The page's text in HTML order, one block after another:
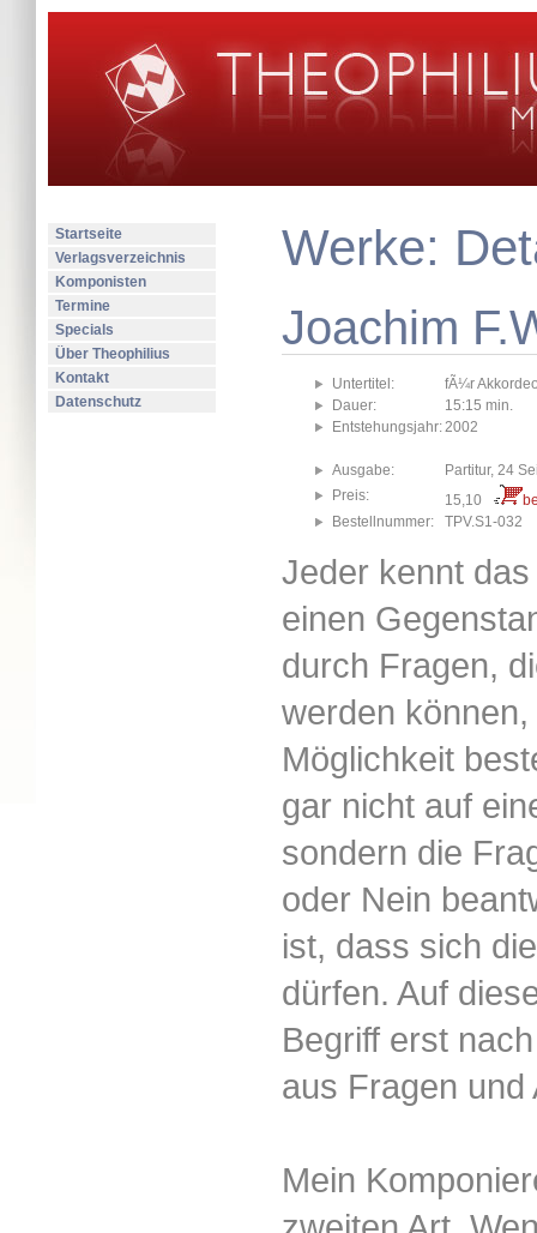
Startseite
Verlagsverzeichnis
Komponisten
Termine
Specials
Über Theophilius
Kontakt
Datenschutz
Werke:
Joachim
Untertitel:
fÃ¼r
Dauer:
15:15 min.
Entstehungsjahr:2002
Ausgabe:
Partitur, 24
Preis:
15,10
Bestellnummer:
TPV.S1-032
Jeder kennt
einen
durch Fragen,
werden
Möglichkeit
gar nicht auf
sondern die
oder Nein
ist, dass sich
dürfen. Auf
Begriff erst
aus Fragen und
Mein